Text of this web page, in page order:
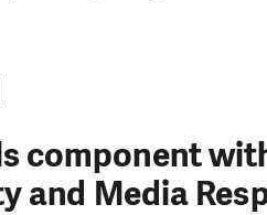
component
and Media